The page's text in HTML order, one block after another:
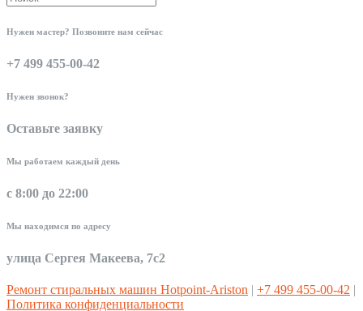
Нужен мастер? Позвоните нам сейчас
+7 499 455-00-42
Нужен звонок?
Оставьте заявку
Мы работаем каждый день
с 8:00 до 22:00
Мы находимся по адресу
улица Сергея Макеева, 7с2
Ремонт стиральных машин Hotpoint-Ariston | +7 499 455-00-42 |
Политика конфиденциальности